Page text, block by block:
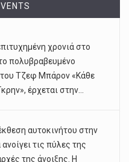
χρονιά στο
πολυβραβευμένο
Τζεφ Μπάρον «Κάθε
έρχεται στην...
αυτοκινήτου στην
τις πύλες της
της άνοιξης. Η